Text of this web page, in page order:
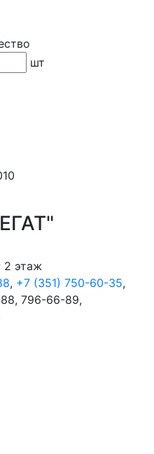
шт
2 этаж
, +7 (351) 750-60-35,
796-66-89,